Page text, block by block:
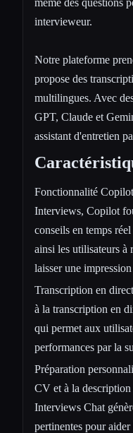
intervieweur.
Notre plateforme
propose des
multilingues. Avec
GPT, Claude et
assistant d'entretien
Fonctionnalité
Interviews, Copilot
conseils en temps
ainsi les utilisateurs à
laisser une
Transcription en
à la transcription en
qui permet aux
performances par la
Préparation
CV et à la description
Interviews Chat
pertinentes pour